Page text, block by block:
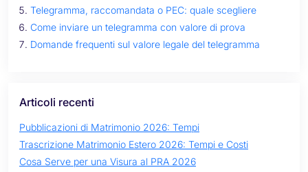
Telegramma, raccomandata o PEC: quale scegliere
Come inviare un telegramma con valore di prova
Domande frequenti sul valore legale del telegramma
Articoli recenti
Pubblicazioni di Matrimonio 2026: Tempi
Trascrizione Matrimonio Estero 2026: Tempi e Costi
Cosa Serve per una Visura al PRA 2026